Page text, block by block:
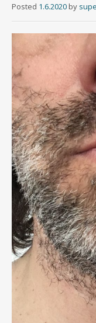
Posted 1.6.2020 by